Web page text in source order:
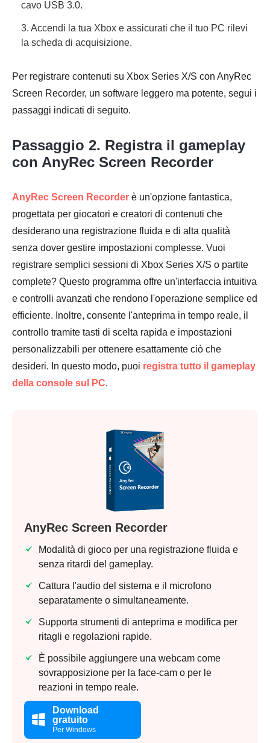
cavo USB 3.0.
3. Accendi la tua Xbox e assicurati che il tuo PC rilevi
la scheda di acquisizione.
Per registrare contenuti su Xbox Series X/S con AnyRec
Screen Recorder, un software leggero ma potente, segui i
passaggi indicati di seguito.
Passaggio 2. Registra il gameplay
con AnyRec Screen Recorder
AnyRec Screen Recorder è un'opzione fantastica,
progettata per giocatori e creatori di contenuti che
desiderano una registrazione fluida e di alta qualità
senza dover gestire impostazioni complesse. Vuoi
registrare semplici sessioni di Xbox Series X/S o partite
complete? Questo programma offre un'interfaccia intuitiva
e controlli avanzati che rendono l'operazione semplice ed
efficiente. Inoltre, consente l'anteprima in tempo reale, il
controllo tramite tasti di scelta rapida e impostazioni
personalizzabili per ottenere esattamente ciò che
desideri. In questo modo, puoi registra tutto il gameplay
della console sul PC.
AnyRec Screen Recorder
Modalità di gioco per una registrazione fluida e
senza ritardi del gameplay.
Cattura l'audio del sistema e il microfono
separatamente o simultaneamente.
Supporta strumenti di anteprima e modifica per
ritagli e regolazioni rapide.
È possibile aggiungere una webcam come
sovrapposizione per la face-cam o per le
reazioni in tempo reale.
Download
gratuito
Per Windows